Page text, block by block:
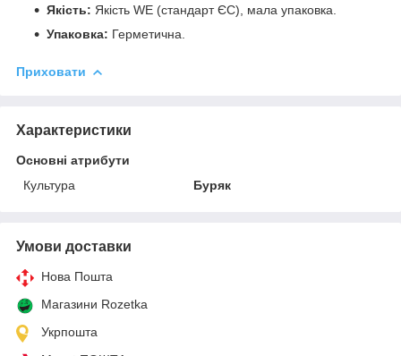
Якість: Якість WE (стандарт ЄС), мала упаковка.
Упаковка: Герметична.
Приховати
Характеристики
Основні атрибути
Культура
Буряк
Умови доставки
Нова Пошта
Магазини Rozetka
Укрпошта